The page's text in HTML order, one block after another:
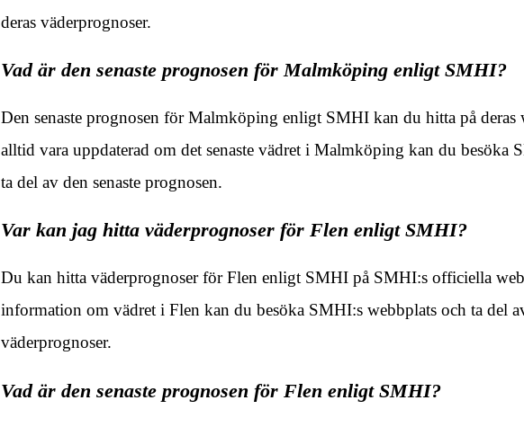
deras väderprognoser.
Vad är den senaste prognosen för Malmköping enligt SMHI?
Den senaste prognosen för Malmköping enligt SMHI kan du hitta på deras
alltid vara uppdaterad om det senaste vädret i Malmköping kan du besöka
ta del av den senaste prognosen.
Var kan jag hitta väderprognoser för Flen enligt SMHI?
Du kan hitta väderprognoser för Flen enligt SMHI på SMHI:s officiella
information om vädret i Flen kan du besöka SMHI:s webbplats och ta del
väderprognoser.
Vad är den senaste prognosen för Flen enligt SMHI?